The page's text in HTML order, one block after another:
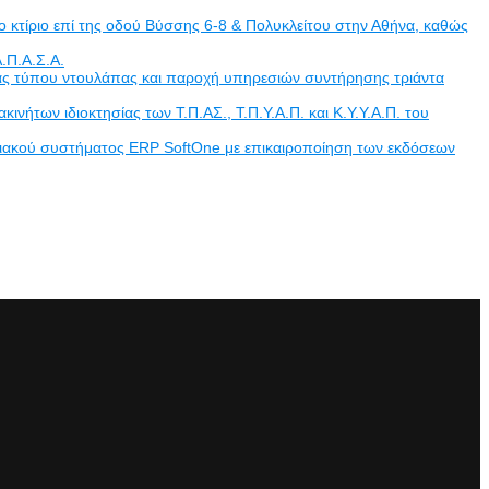
επί της οδού Βύσσης 6-8 & Πολυκλείτου στην Αθήνα, καθώς
τύπου ντουλάπας και παροχή υπηρεσιών συντήρησης τριάντα
ιδιοκτησίας των Τ.Π.ΑΣ., Τ.Π.Υ.Α.Π. και Κ.Υ.Υ.Α.Π. του
συστήματος ERP SoftOne με επικαιροποίηση των εκδόσεων